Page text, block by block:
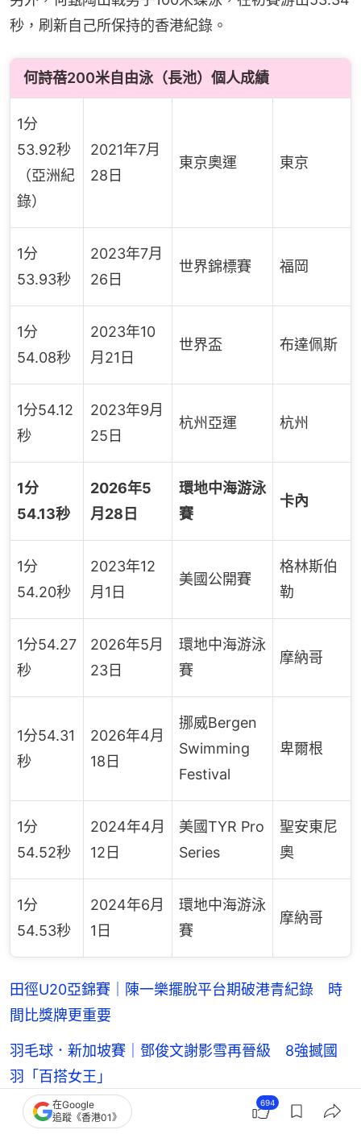
秒，刷新自己所保持的香港紀錄。
何詩蓓200米自由泳（長池）個人成績
1分
53.92秒
（亞洲紀
錄）
2021年7月
28日
東京奧運 東京
1分
53.93秒
2023年7月
26日
世界錦標賽 福岡
1分
54.08秒
2023年10
月21日
世界盃 布達佩斯
1分54.12
秒
2023年9月
25日
杭州亞運 杭州
1分
54.13秒
2026年5
月28日
環地中海游泳
賽
卡內
1分
54.20秒
2023年12
月1日
美國公開賽
格林斯伯
勒
1分54.27
秒
2026年5月
23日
環地中海游泳
賽
摩納哥
1分54.31
秒
2026年4月
18日
挪威Bergen
Swimming
Festival
卑爾根
1分
54.52秒
2024年4月
12日
美國TYR Pro
Series
聖安東尼
奧
1分
54.53秒
2024年6月
1日
環地中海游泳
賽
摩納哥
田徑U20亞錦賽｜陳一樂擺脫平台期破港青紀錄 時
間比獎牌更重要
羽毛球．新加坡賽｜鄧俊文謝影雪再晉級 8強撼國
羽「百搭女王」
田徑U20亞錦賽｜郭俊廷100米主場摘銀 連續兩屆
在Google
追蹤《香港01》
694